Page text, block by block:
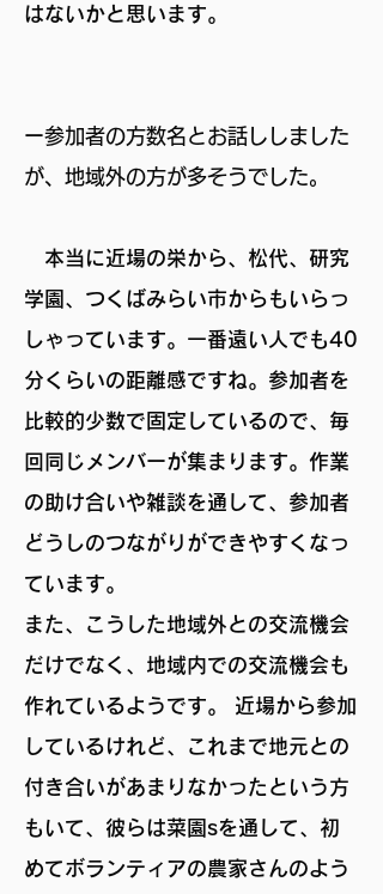
はないかと思います。
ー参加者の方数名とお話ししました
が、地域外の方が多そうでした。
本当に近場の栄から、松代、研究
学園、つくばみらい市からもいらっ
しゃっています。一番遠い人でも40
分くらいの距離感ですね。参加者を
比較的少数で固定しているので、毎
回同じメンバーが集まります。作業
の助け合いや雑談を通して、参加者
どうしのつながりができやすくなっ
ています。
また、こうした地域外との交流機会
だけでなく、地域内での交流機会も
作れているようです。 近場から参加
しているけれど、これまで地元との
付き合いがあまりなかったという方
もいて、彼らは菜園sを通して、初
めてボランティアの農家さんのよう